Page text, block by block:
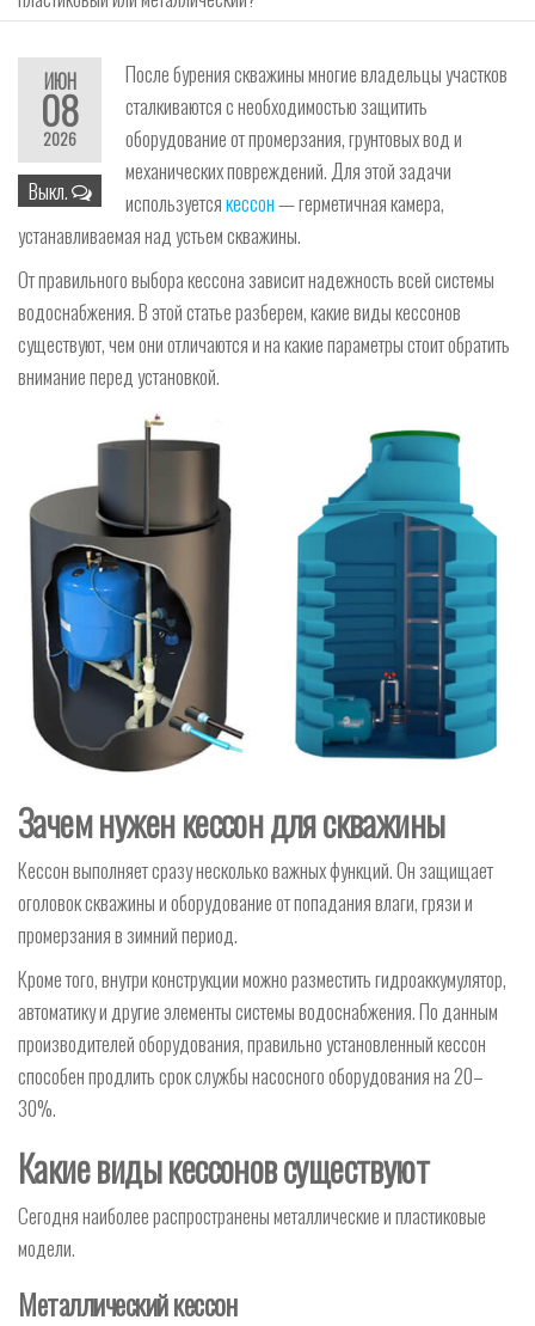
ИЮН
08
2026
Выкл.
После бурения скважины многие владельцы участков
сталкиваются с необходимостью защитить
оборудование от промерзания, грунтовых вод и
механических повреждений. Для этой задачи
используетсякессон— герметичная камера,
устанавливаемая над устьем скважины.
От правильного выбора кессона зависит надежность всей системы
водоснабжения. В этой статье разберем, какие виды кессонов
существуют, чем они отличаются и на какие параметры стоит обратить
внимание перед установкой.
Зачем нужен кессон для скважины
Кессон выполняет сразу несколько важных функций. Он защищает
оголовок скважины и оборудование от попадания влаги, грязи и
промерзания в зимний период.
Кроме того, внутри конструкции можно разместить гидроаккумулятор,
автоматику и другие элементы системы водоснабжения. По данным
производителей оборудования, правильно установленный кессон
способен продлить срок службы насосного оборудования на 20–
30%.
Какие виды кессонов существуют
Сегодня наиболее распространены металлические и пластиковые
модели.
Металлический кессон